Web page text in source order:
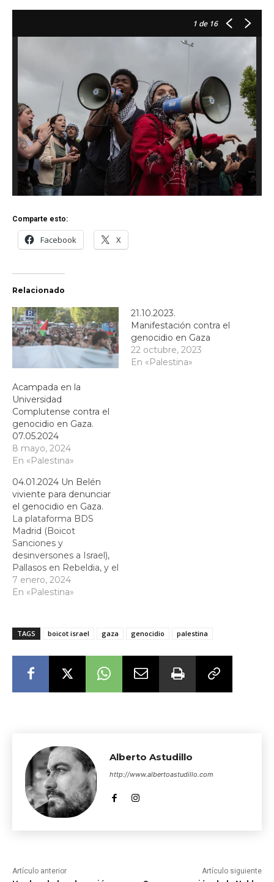
1 de 16
Comparte esto:
Facebook X
Relacionado
Acampada en la
Universidad
Complutense contra el
genocidio en Gaza.
07.05.2024
8 mayo, 2024
En «Palestina»
21.10.2023.
Manifestación contra el
genocidio en Gaza
22 octubre, 2023
En «Palestina»
04.01.2024 Un Belén
viviente para denunciar
el genocidio en Gaza.
La plataforma BDS
Madrid (Boicot
Sanciones y
desinversones a Israel),
Pallasos en Rebeldia, y el
máximo representante
de la Iglesia Patólica Leo
Belén bajo la ocupación
israelí.
7 enero, 2024
En «Palestina»
TAGS boicot israel gaza genocidio palestina
Alberto Astudillo
http://www.albertoastudillo.com
Artículo anterior Artículo siguiente